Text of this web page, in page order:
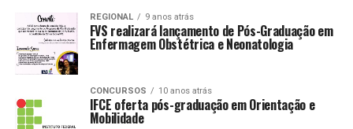
REGIONAL 9 anos atrás
FVS realizará lançamento de Pós-Graduação em
Enfermagem Obstétrica e Neonatologia
CONCURSOS 10 anos atrás
IFCE oferta pós-graduação em Orientação e
Mobilidade